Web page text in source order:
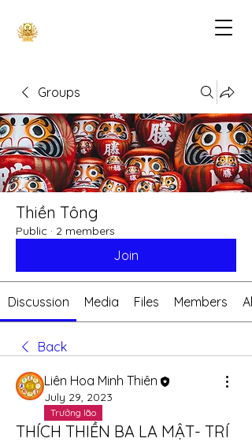
Groups
Thiền Tông
Public · 2 members
Join
Discussion Media Files Members
Back
Liên Hoa Minh Thiên
July 29, 2023
Trưởng lão
THÍCH THIỀN BA LA MẬT- TRÍ